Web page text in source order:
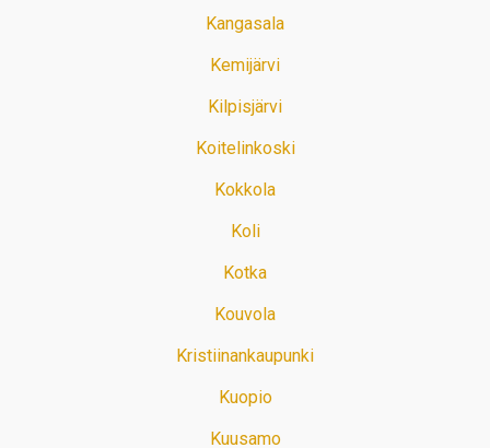
Kangasala
Kemijärvi
Kilpisjärvi
Koitelinkoski
Kokkola
Koli
Kotka
Kouvola
Kristiinankaupunki
Kuopio
Kuusamo